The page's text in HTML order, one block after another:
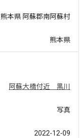
熊本県 阿蘇郡南阿蘇村
熊本県
阿蘇大橋付近 黒川
写真
2022-12-09